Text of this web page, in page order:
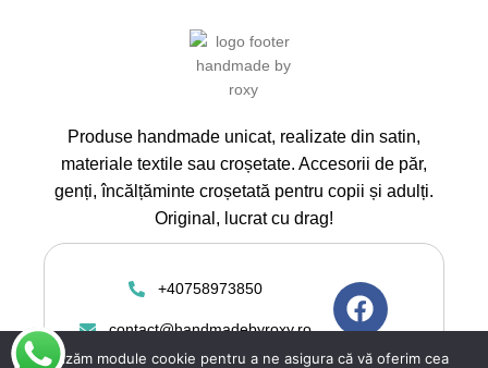
Produse handmade unicat, realizate din satin,
materiale textile sau croșetate. Accesorii de păr,
genți, încălțăminte croșetată pentru copii și adulți.
Original, lucrat cu drag!
+40758973850
contact@handmadebyroxy.ro
Utilizăm module cookie pentru a ne asigura că vă oferim cea